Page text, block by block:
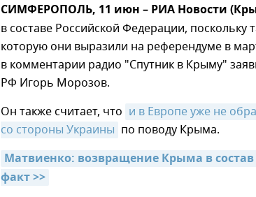
СИМФЕРОПОЛЬ, 11 июн – РИА Новости
в составе Российской Федерации,
которую они выразили на референдуме в
в комментарии радио "Спутник в Крыму"
РФ Игорь Морозов.
Он также считает, что и в Европе уже не
со стороны Украины по поводу Крыма.
Матвиенко: возвращение Крыма в
факт >>